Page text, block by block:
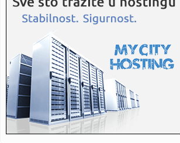
23:21: Betis očitao lekciju Arsenalu
23:19:
23:09:KECMANOVIĆ PAO POSLE
pa poklekao...
23:06:Bibi rekao "ne" Trampu
23:01:Slučaj Huse B. iz BiH pokrenuo
...